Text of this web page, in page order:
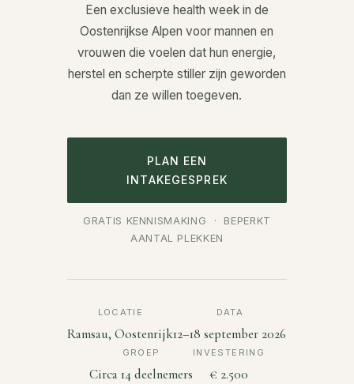
Een exclusieve health week in de
Oostenrijkse Alpen voor mannen en
vrouwen die voelen dat hun energie,
herstel en scherpte stiller zijn geworden
dan ze willen toegeven.
PLAN EEN
INTAKEGESPREK
GRATIS KENNISMAKING · BEPERKT
AANTAL PLEKKEN
LOCATIE
Ramsau, Oostenrijk
DATA
12–18 september 2026
GROEP
Circa 14 deelnemers
INVESTERING
€ 2.500